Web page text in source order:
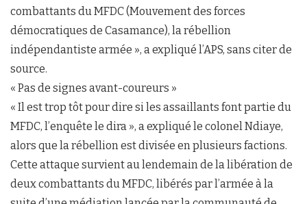
combattants du MFDC (Mouvement des forces
démocratiques de Casamance), la rébellion
indépendantiste armée », a expliqué l’APS, sans citer de
source.
« Pas de signes avant-coureurs »
« Il est trop tôt pour dire si les assaillants font partie du
MFDC, l’enquête le dira », a expliqué le colonel Ndiaye,
alors que la rébellion est divisée en plusieurs factions.
Cette attaque survient au lendemain de la libération de
deux combattants du MFDC, libérés par l’armée à la